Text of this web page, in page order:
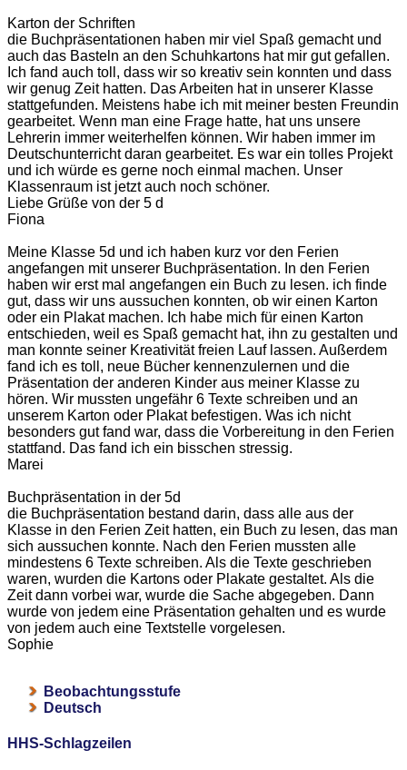
Karton der Schriften
die Buchpräsentationen haben mir viel Spaß gemacht und
auch das Basteln an den Schuhkartons hat mir gut gefallen.
Ich fand auch toll, dass wir so kreativ sein konnten und dass
wir genug Zeit hatten. Das Arbeiten hat in unserer Klasse
stattgefunden. Meistens habe ich mit meiner besten Freundin
gearbeitet. Wenn man eine Frage hatte, hat uns unsere
Lehrerin immer weiterhelfen können. Wir haben immer im
Deutschunterricht daran gearbeitet. Es war ein tolles Projekt
und ich würde es gerne noch einmal machen. Unser
Klassenraum ist jetzt auch noch schöner.
Liebe Grüße von der 5 d
Fiona
Meine Klasse 5d und ich haben kurz vor den Ferien
angefangen mit unserer Buchpräsentation. In den Ferien
haben wir erst mal angefangen ein Buch zu lesen. ich finde
gut, dass wir uns aussuchen konnten, ob wir einen Karton
oder ein Plakat machen. Ich habe mich für einen Karton
entschieden, weil es Spaß gemacht hat, ihn zu gestalten und
man konnte seiner Kreativität freien Lauf lassen. Außerdem
fand ich es toll, neue Bücher kennenzulernen und die
Präsentation der anderen Kinder aus meiner Klasse zu
hören. Wir mussten ungefähr 6 Texte schreiben und an
unserem Karton oder Plakat befestigen. Was ich nicht
besonders gut fand war, dass die Vorbereitung in den Ferien
stattfand. Das fand ich ein bisschen stressig.
Marei
Buchpräsentation in der 5d
die Buchpräsentation bestand darin, dass alle aus der
Klasse in den Ferien Zeit hatten, ein Buch zu lesen, das man
sich aussuchen konnte. Nach den Ferien mussten alle
mindestens 6 Texte schreiben. Als die Texte geschrieben
waren, wurden die Kartons oder Plakate gestaltet. Als die
Zeit dann vorbei war, wurde die Sache abgegeben. Dann
wurde von jedem eine Präsentation gehalten und es wurde
von jedem auch eine Textstelle vorgelesen.
Sophie
Beobachtungsstufe
Deutsch
HHS-Schlagzeilen